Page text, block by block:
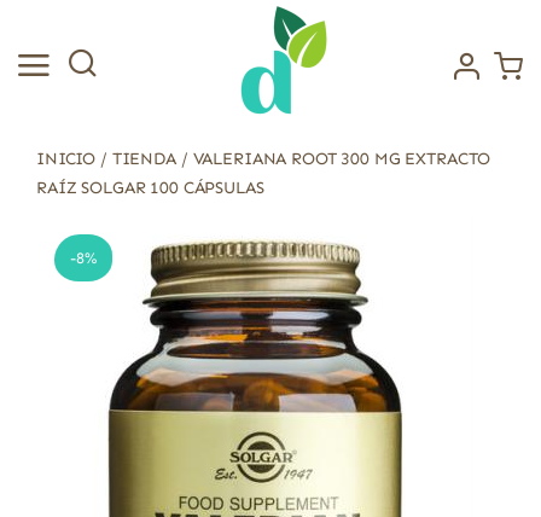
contenido
INICIO / TIENDA/ VALERIANA ROOT 300 MG EXTRACTO
RAÍZ SOLGAR 100 CÁPSULAS
-8%